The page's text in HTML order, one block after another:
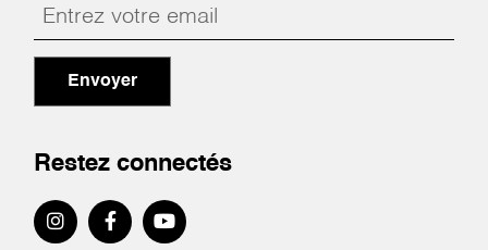
Envoyer
Restez connectés